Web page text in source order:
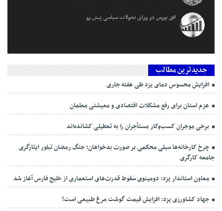
افق بورس در ورای تحولات سیاسی پیش‌ رو
جدیدترین مطالب
افزایش محسوس دمای یزد طی هفته جاری
عزم استان برای رفع مشکلات اقتصادی و معیشتی معلمان
برخی موجران کسب‌وکار مستأجران را به تعطیلی کشانده‌اند
چرخ کارخانه‌ها سیلی محکمی بر صورت بدخواهان؛ جنگ رمضان تبلور ایثارگری
جامعه کارگری
معاون استاندار یزد: دومینوی سقوط قدرت‌های استعماری از خلیج فارس آغاز شد
جهاد کشاورزی یزد: افزایش قیمت گوشت مرغ طبیعی است!